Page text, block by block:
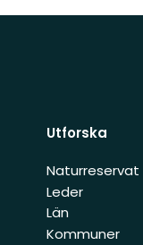
Utforska
Naturreservat
Leder
Län
Kommuner